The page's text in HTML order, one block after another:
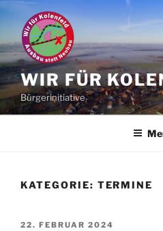
Zum
Inhalt
springen
WIR FÜR
Bürgerinitiative
KATEGORIE: TERMINE
VERÖFFENTLICHT
22. FEBRUAR 2024